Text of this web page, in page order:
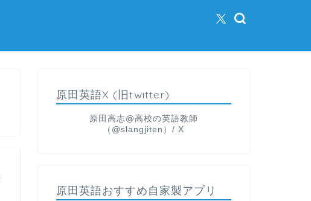
原田英語X (旧twitter)
原田高志@高校の英語教師
（@slangjiten）/ X
原田英語おすすめ自家製アプリ